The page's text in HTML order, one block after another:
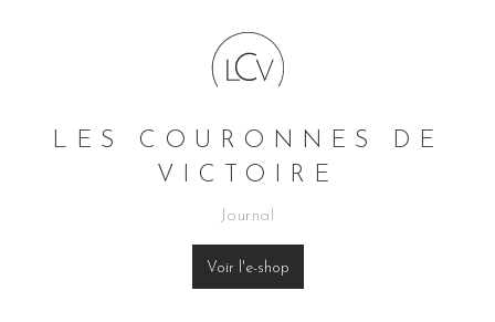
LES COURONNES DE
VICTOIRE
Journal
Voir l'e-shop